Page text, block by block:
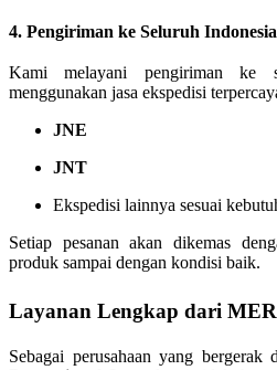
4. Pengiriman ke Seluruh Indonesia
Kami melayani pengiriman ke
menggunakan jasa ekspedisi
JNE
JNT
Ekspedisi lainnya sesuai
Setiap pesanan akan dikemas
produk sampai dengan kondisi baik.
Layanan Lengkap dari
Sebagai perusahaan yang bergerak